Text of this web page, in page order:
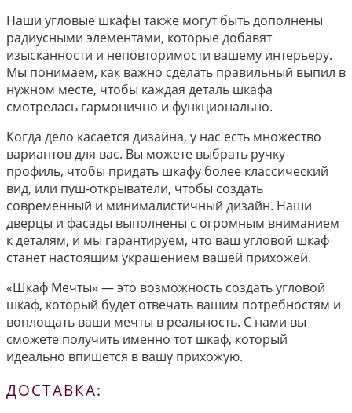
Наши угловые шкафы также могут быть дополнены
радиусными элементами, которые добавят
изысканности и неповторимости вашему интерьеру.
Мы понимаем, как важно сделать правильный выпил в
нужном месте, чтобы каждая деталь шкафа
смотрелась гармонично и функционально.
Когда дело касается дизайна, у нас есть множество
вариантов для вас. Вы можете выбрать ручку-
профиль, чтобы придать шкафу более классический
вид, или пуш-открыватели, чтобы создать
современный и минималистичный дизайн. Наши
дверцы и фасады выполнены с огромным вниманием
к деталям, и мы гарантируем, что ваш угловой шкаф
станет настоящим украшением вашей прихожей.
«Шкаф Мечты» — это возможность создать угловой
шкаф, который будет отвечать вашим потребностям и
воплощать ваши мечты в реальность. С нами вы
сможете получить именно тот шкаф, который
идеально впишется в вашу прихожую.
ДОСТАВКА: